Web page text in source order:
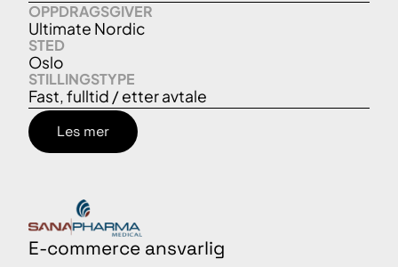
OPPDRAGSGIVER
Ultimate Nordic
STED
Oslo
STILLINGSTYPE
Fast, fulltid / etter avtale
Les mer
E-commerce ansvarlig